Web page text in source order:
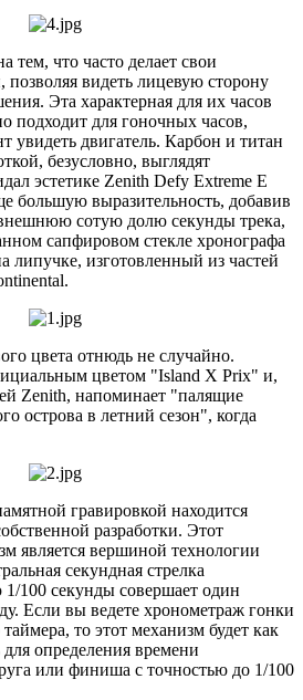
тем, что часто делает свои
видеть лицевую сторону
Эта характерная для их часов
подходит для гоночных часов,
увидеть двигатель. Карбон и титан
безусловно, выглядят
эстетике Zenith Defy Extreme E
большую выразительность, добавив
сотую долю секунды трека,
сапфировом стекле хронографа
изготовленный из частей
цвета отнюдь не случайно.
цветом "Island X Prix" и,
Zenith, напоминает "палящие
острова в летний сезон", когда
гравировкой находится
разработки. Этот
является вершиной технологии
секундная стрелка
1/100 секунды совершает один
Если вы ведете хронометраж гонки
то этот механизм будет как
определения времени
или финиша с точностью до 1/100